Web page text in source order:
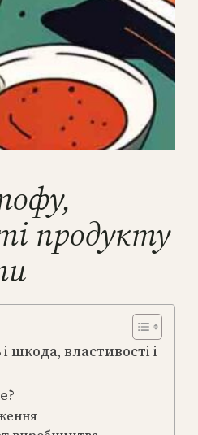
продукту
шкода, властивості і